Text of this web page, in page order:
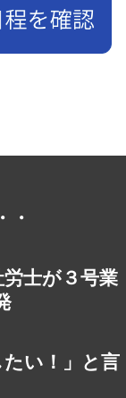
・
士が３号業
い！」と言